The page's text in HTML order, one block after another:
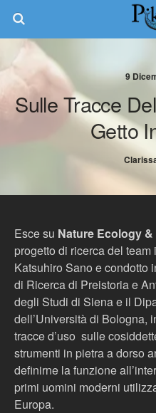
9
Sulle Tracce
Getto
Esce su Nature Ecology
progetto di ricerca del
Katsuhiro Sano e condotto
di Ricerca di Preistoria e
degli Studi di Siena e il
dell’Università di Bologna,
tracce d’uso sulle
strumenti in pietra a dorso
definirne la funzione
primi uomini moderni
Europa.